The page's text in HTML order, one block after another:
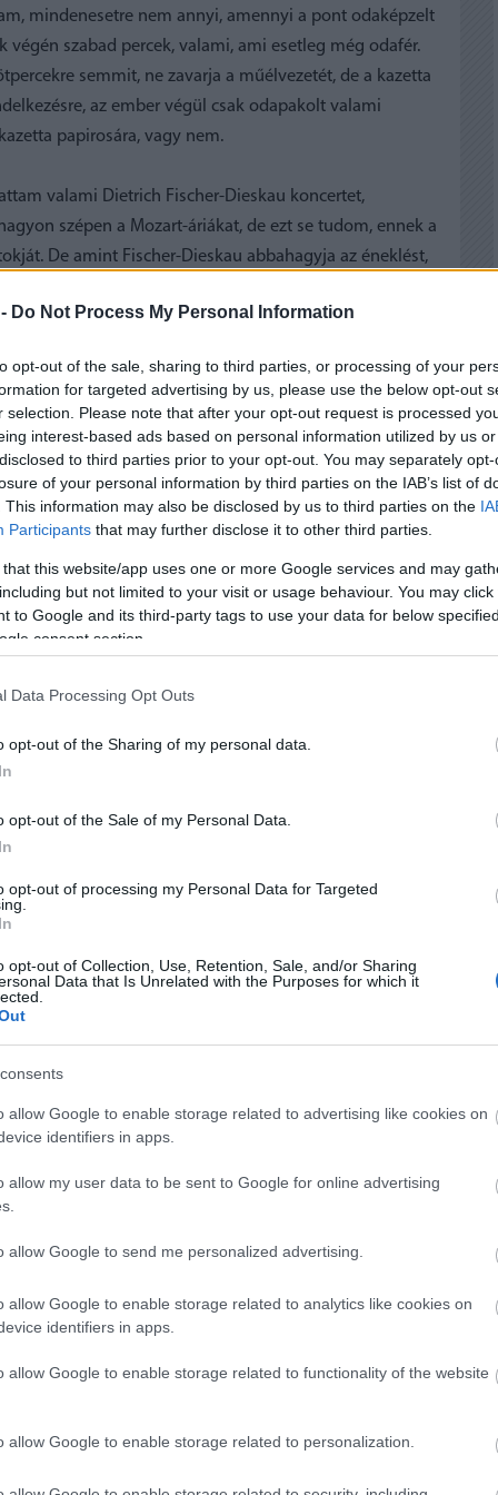
Do Not Process My Personal Information
opt-out of the sale, sharing to third parties, or processing of your
for targeted advertising by us, please use the below opt-out
selection. Please note that after your opt-out request is processed
interest-based ads based on personal information utilized by us
to third parties prior to your opt-out. You may separately
of your personal information by third parties on the IAB’s list of
This information may also be disclosed by us to third parties on the
Participants that may further disclose it to other third parties.
that this website/app uses one or more Google services and may
but not limited to your visit or usage behaviour. You may
to Google and its third-party tags to use your data for below
consent section.
Data Processing Opt Outs
opt-out of the Sharing of my personal data.
opt-out of the Sale of my Personal Data.
opt-out of processing my Personal Data for Targeted
opt-out of Collection, Use, Retention, Sale, and/or Sharing
Data that Is Unrelated with the Purposes for which it
allow Google to enable storage related to advertising like cookies on
identifiers in apps.
allow my user data to be sent to Google for online advertising
allow Google to send me personalized advertising.
allow Google to enable storage related to analytics like cookies on
identifiers in apps.
allow Google to enable storage related to functionality of the website
allow Google to enable storage related to personalization.
mindenesetre nem annyi, amennyi a pont odaképzelt
szabad percek, valami, ami esetleg még odafér.
semmit, ne zavarja a műélvezetét, de a kazetta
az ember végül csak odapakolt valami
papirosára, vagy nem.
valami Dietrich Fischer-Dieskau koncertet,
szépen a Mozart-áriákat, de ezt se tudom, ennek a
De amint Fischer-Dieskau abbahagyja az éneklést,
Zongorán kísér Freymann Magda. Az első szám a
A valaha vidám, szőke pásztorfiú most
a jövőjét úgy képzeli, hogy majd képviselőként
a parlamenti hozzászólásait is ülve mondja el.
járta a selymes réteket”. Nem tudom, a
még 1945 előtt dolgozta föl, szóval eléggé le vagyunk
TRACKBACK CÍME:
trackback/id/18133364
esetén forduljon a blog szerkesztőjéhez. Részletek a Felhasználási
tájékoztatóban
2023.05.27. 16:05:51
cca ötven évvel ezelőtt, szilveszteri sevillai
lebetegedett. Színpad, jő Figaró (Bende,
előlép, kérdi, mondd csak, jómadár, hogy
Zsolt: lemondott a Melis...